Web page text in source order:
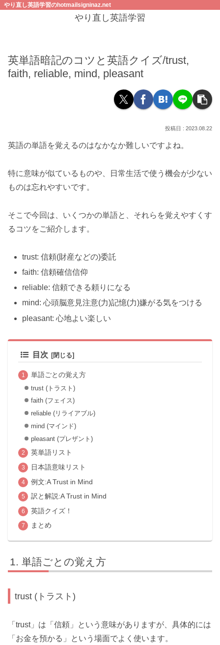
やり直し英語学習のhotmailsigninaz.net
やり直し英語学習
英単語暗記のコツと英語クイズ/trust,
faith, reliable, mind, pleasant
2023.08.22
英語の単語を覚えるのはなかなか難しいですよね。
特に意味が似ているものや、日常生活で使う機会が少ない
ものは忘れやすいです。
そこで今回は、いくつかの単語と、それらを覚えやすくす
るコツをご紹介します。
trust: 信頼(財産などの)委託
faith: 信頼確信信仰
reliable: 信頼できる頼りになる
mind: 心頭脳意見注意(力)記憶(力)嫌がる気をつける
pleasant: 心地よい楽しい
目次
単語ごとの覚え方
trust (トラスト)
faith (フェイス)
reliable (リライアブル)
mind (マインド)
pleasant (プレザント)
英単語リスト
日本語意味リスト
例文:A Trust in Mind
訳と解説:A Trust in Mind
英語クイズ！
まとめ
単語ごとの覚え方
trust (トラスト)
「trust」は「信頼」という意味がありますが、具体的には
「お金を預かる」という場面でよく使います。